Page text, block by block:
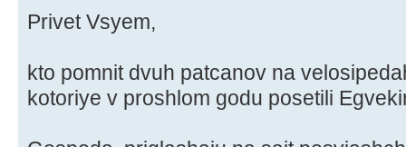
Privet Vsyem,
kto pomnit dvuh patcanov na
kotoriye v proshlom godu posetili